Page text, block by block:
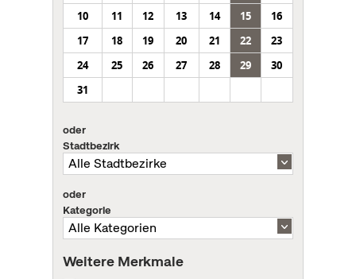
10
11 12 13 14 15
16
17
18 19 20 21 22
23
24
25 26 27 28 29
30
31
oder
Stadtbezirk
oder
Kategorie
Weitere Merkmale